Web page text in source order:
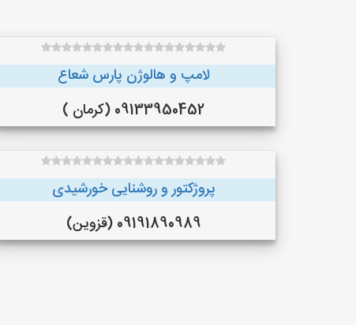
لامپ و هالوژن پارس شعاع
09133950452 (کرمان )
پروژکتور و روشنایی خورشیدی
09191890989 (قزوین)